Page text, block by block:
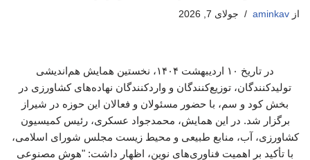
از aminkav جولای 7, 2026
در تاریخ ۱۰ اردیبهشت ۱۴۰۴، نخستین همایش هم‌اندیشی
تولیدکنندگان، توزیع‌کنندگان و واردکنندگان نهاده‌های کشاورزی در
بخش کود و سم، با حضور مسئولان و فعالان این حوزه در شیراز
برگزار شد. در این همایش، محمدجواد عسکری، رئیس کمیسیون
کشاورزی، آب، منابع طبیعی و محیط زیست مجلس شورای اسلامی،
با تأکید بر اهمیت فناوری‌های نوین، اظهار داشت: "هوش مصنوعی